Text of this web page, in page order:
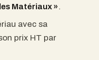
Matériaux ».
avec sa
prix HT par